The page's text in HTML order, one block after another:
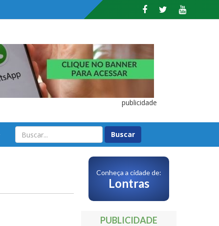
publicidade
Conheça a cidade de:
Lontras
PUBLICIDADE